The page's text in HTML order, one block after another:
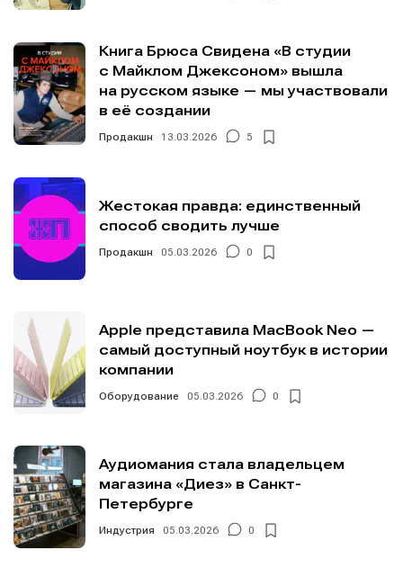
Книга Брюса Свидена «В студии
с Майклом Джексоном» вышла
на русском языке — мы участвовали
в её создании
Продакшн 13.03.2026 5
Жестокая правда: единственный
способ сводить лучше
Продакшн 05.03.2026 0
Apple представила MacBook Neo —
самый доступный ноутбук в истории
компании
Оборудование 05.03.2026 0
Аудиомания стала владельцем
магазина «Диез» в Санкт-
Петербурге
Индустрия 05.03.2026 0